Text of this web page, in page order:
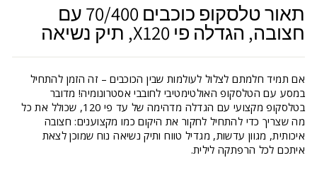
תאור טלסקופ כוכבים 70/400 עם
חצובה, הגדלה פי X120, תיק נשיאה
אם תמיד חלמתם לצלול לעולמות שבין הכוכבים – זה הזמן להתחיל
במסע עם הטלסקופ האולטימטיבי לחובבי אסטרונומיה! מדובר
בטלסקופ מקצועי עם הגדלה מדהימה של עד פי 120, שכולל את כל
מה שצריך כדי להתחיל לחקור את היקום כמו מקצוענים: חצובה
איכותית, מגוון עדשות, מגדיל טווח ותיק נשיאה נוח שמוכן לצאת
איתכם לכל הרפתקה לילית.